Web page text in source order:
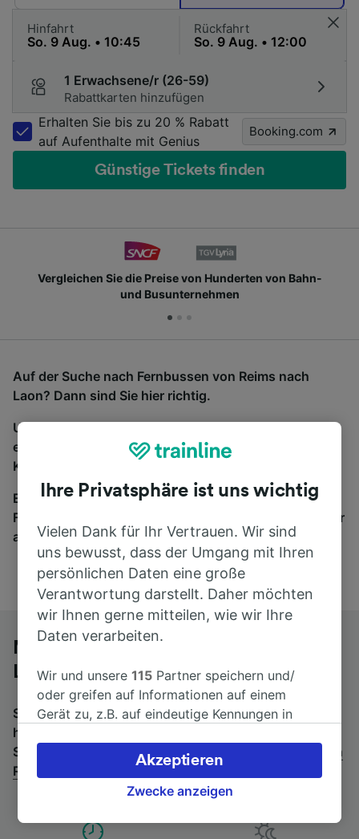
Hinfahrt Rückfahrt
1 Erwachsene/r (26-59)
Rabattkarten hinzufügen
Erhalten Sie bis zu 20 % Rabatt
auf Aufenthalte mit Genius
Booking.com
Günstige Tickets finden
Vergleichen Sie die Preise von Hunderten von Bahn-
und Busunternehmen
Auf der Suche nach Fernbussen von Reims nach
Laon? Dann sind Sie hier richtig.
Um Bustickets zu finden, starten Sie einfach oben
eine Suche und wir vergleichen Fahrtzeiten und
Kosten für Bahn- und Busreisen miteinander.
Egal, wohin die Reise geht – starten Sie mit uns.
Finden Sie hier Fahrkarten für Verbindungen von mehr
als 170 Bahn- und Busunternehmen.
Mit dem Fernbus von Reims nach
Laon
Suchen Sie nach einem Rückfahrtticket? Dann bitte
hier entlang:
Sie lieber mit dem Zug fahren, prüfen Sie die
Züge von
Reims bis Laon
Ihre Privatsphäre ist uns wichtig
Vielen Dank für Ihr Vertrauen. Wir sind
uns bewusst, dass der Umgang mit Ihren
persönlichen Daten eine große
Verantwortung darstellt. Daher möchten
wir Ihnen gerne mitteilen, wie wir Ihre
Daten verarbeiten.
Wir und unsere115 Partner speichern und/
oder greifen auf Informationen auf einem
Gerät zu, z.B. auf eindeutige Kennungen in
verarbeiten. Sie können Ihre Präferenzen
akzeptieren oder verwalten, einschließlich
Ihres Widerspruchsrechts bei berechtigtem
besuchen Sie jederzeit die Seite der
Zwecke anzeigen
Akzeptieren